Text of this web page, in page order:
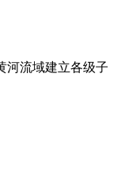
流域建立各级子